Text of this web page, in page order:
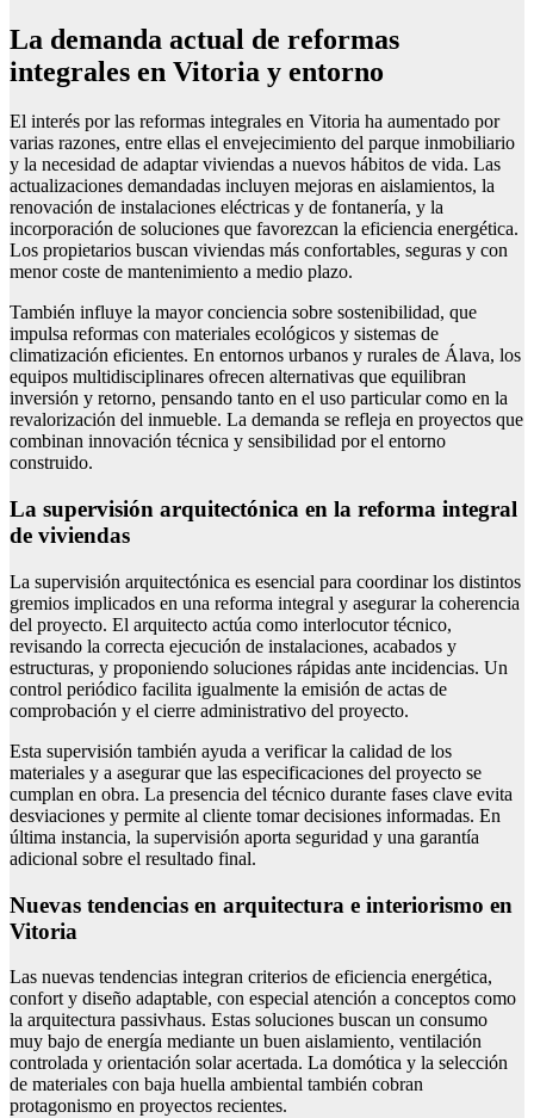
La demanda actual de reformas
integrales en Vitoria y entorno
El interés por las reformas integrales en Vitoria ha aumentado por
varias razones, entre ellas el envejecimiento del parque inmobiliario
y la necesidad de adaptar viviendas a nuevos hábitos de vida. Las
actualizaciones demandadas incluyen mejoras en aislamientos, la
renovación de instalaciones eléctricas y de fontanería, y la
incorporación de soluciones que favorezcan la eficiencia energética.
Los propietarios buscan viviendas más confortables, seguras y con
menor coste de mantenimiento a medio plazo.
También influye la mayor conciencia sobre sostenibilidad, que
impulsa reformas con materiales ecológicos y sistemas de
climatización eficientes. En entornos urbanos y rurales de Álava, los
equipos multidisciplinares ofrecen alternativas que equilibran
inversión y retorno, pensando tanto en el uso particular como en la
revalorización del inmueble. La demanda se refleja en proyectos que
combinan innovación técnica y sensibilidad por el entorno
construido.
La supervisión arquitectónica en la reforma integral
de viviendas
La supervisión arquitectónica es esencial para coordinar los distintos
gremios implicados en una reforma integral y asegurar la coherencia
del proyecto. El arquitecto actúa como interlocutor técnico,
revisando la correcta ejecución de instalaciones, acabados y
estructuras, y proponiendo soluciones rápidas ante incidencias. Un
control periódico facilita igualmente la emisión de actas de
comprobación y el cierre administrativo del proyecto.
Esta supervisión también ayuda a verificar la calidad de los
materiales y a asegurar que las especificaciones del proyecto se
cumplan en obra. La presencia del técnico durante fases clave evita
desviaciones y permite al cliente tomar decisiones informadas. En
última instancia, la supervisión aporta seguridad y una garantía
adicional sobre el resultado final.
Nuevas tendencias en arquitectura e interiorismo en
Vitoria
Las nuevas tendencias integran criterios de eficiencia energética,
confort y diseño adaptable, con especial atención a conceptos como
la arquitectura passivhaus. Estas soluciones buscan un consumo
muy bajo de energía mediante un buen aislamiento, ventilación
controlada y orientación solar acertada. La domótica y la selección
de materiales con baja huella ambiental también cobran
protagonismo en proyectos recientes.